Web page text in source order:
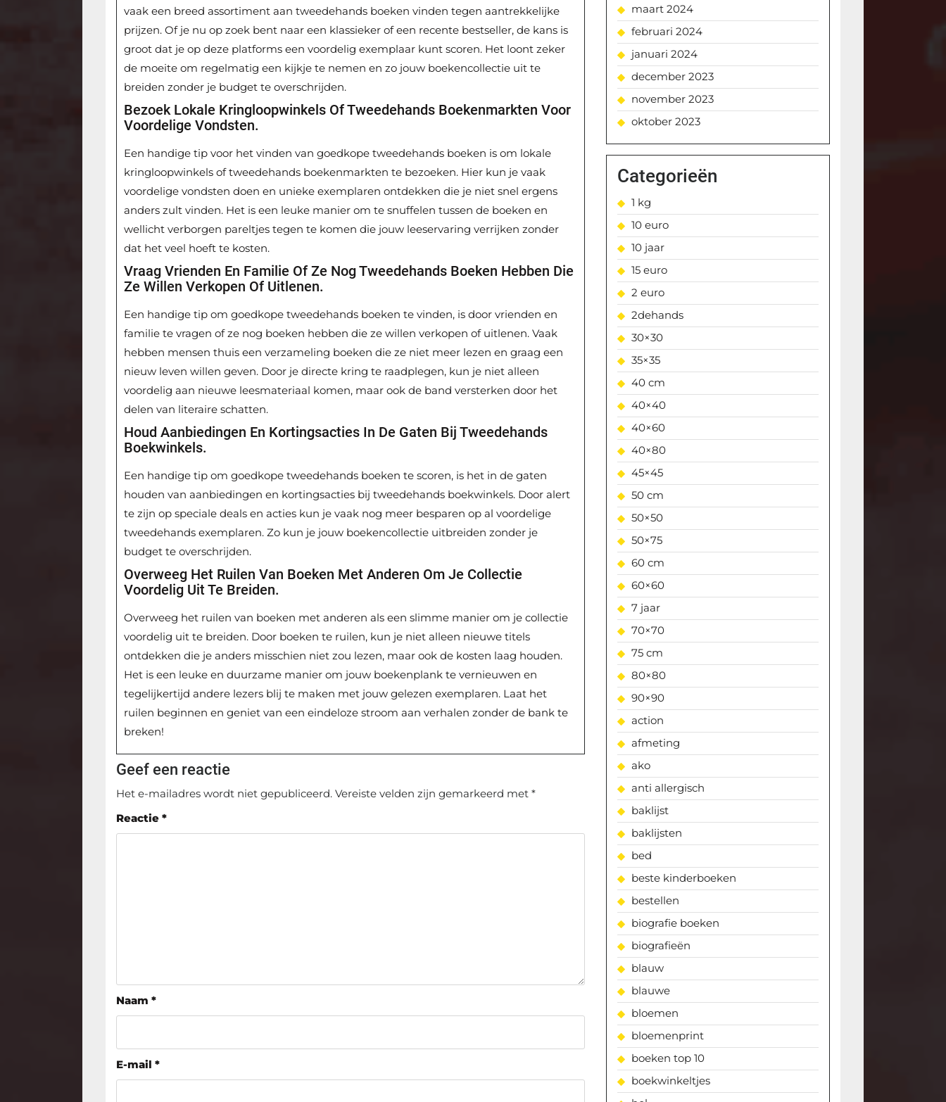
vaak een breed assortiment aan tweedehands boeken vinden tegen aantrekkelijke
prijzen. Of je nu op zoek bent naar een klassieker of een recente bestseller, de kans is
groot dat je op deze platforms een voordelig exemplaar kunt scoren. Het loont zeker
de moeite om regelmatig een kijkje te nemen en zo jouw boekencollectie uit te
breiden zonder je budget te overschrijden.
Bezoek Lokale Kringloopwinkels Of Tweedehands Boekenmarkten Voor
Voordelige Vondsten.
Een handige tip voor het vinden van goedkope tweedehands boeken is om lokale
kringloopwinkels of tweedehands boekenmarkten te bezoeken. Hier kun je vaak
voordelige vondsten doen en unieke exemplaren ontdekken die je niet snel ergens
anders zult vinden. Het is een leuke manier om te snuffelen tussen de boeken en
wellicht verborgen pareltjes tegen te komen die jouw leeservaring verrijken zonder
dat het veel hoeft te kosten.
Vraag Vrienden En Familie Of Ze Nog Tweedehands Boeken Hebben Die
Ze Willen Verkopen Of Uitlenen.
Een handige tip om goedkope tweedehands boeken te vinden, is door vrienden en
familie te vragen of ze nog boeken hebben die ze willen verkopen of uitlenen. Vaak
hebben mensen thuis een verzameling boeken die ze niet meer lezen en graag een
nieuw leven willen geven. Door je directe kring te raadplegen, kun je niet alleen
voordelig aan nieuwe leesmateriaal komen, maar ook de band versterken door het
delen van literaire schatten.
Houd Aanbiedingen En Kortingsacties In De Gaten Bij Tweedehands
Boekwinkels.
Een handige tip om goedkope tweedehands boeken te scoren, is het in de gaten
houden van aanbiedingen en kortingsacties bij tweedehands boekwinkels. Door alert
te zijn op speciale deals en acties kun je vaak nog meer besparen op al voordelige
tweedehands exemplaren. Zo kun je jouw boekencollectie uitbreiden zonder je
budget te overschrijden.
Overweeg Het Ruilen Van Boeken Met Anderen Om Je Collectie
Voordelig Uit Te Breiden.
Overweeg het ruilen van boeken met anderen als een slimme manier om je collectie
voordelig uit te breiden. Door boeken te ruilen, kun je niet alleen nieuwe titels
ontdekken die je anders misschien niet zou lezen, maar ook de kosten laag houden.
Het is een leuke en duurzame manier om jouw boekenplank te vernieuwen en
tegelijkertijd andere lezers blij te maken met jouw gelezen exemplaren. Laat het
ruilen beginnen en geniet van een eindeloze stroom aan verhalen zonder de bank te
breken!
Geef een reactie
Het e-mailadres wordt niet gepubliceerd. Vereiste velden zijn gemarkeerd met*
Reactie*
Naam*
E-mail*
maart 2024
februari 2024
januari 2024
december 2023
november 2023
oktober 2023
Categorieën
1 kg
10 euro
10 jaar
15 euro
2 euro
2dehands
30×30
35×35
40 cm
40×40
40×60
40×80
45×45
50 cm
50×50
50×75
60 cm
60×60
7 jaar
70×70
75 cm
80×80
90×90
action
afmeting
ako
anti allergisch
baklijst
baklijsten
bed
beste kinderboeken
bestellen
biografie boeken
biografieën
blauw
blauwe
bloemen
bloemenprint
boeken top 10
boekwinkeltjes